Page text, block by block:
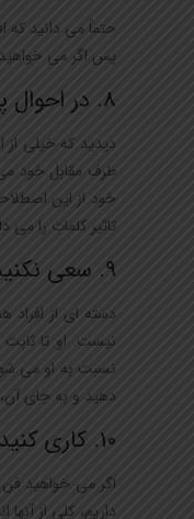
حتماً می دانید که
پس اگر می خواهید
8. در احوال پرسی خود حال گیری نکنید
دیدید که خیلی از
طرف مقابل خود
خود از این
تاثیر کلمات را
9. سعی نکنید خودتان را بدبخت تر از دیگران نشان دهید!
دسته ای از
نیست. او تا
نسبت به او می
دهید و به جای
10. کاری کنید طرف مقابل از شما انرژی بگیرد
اگر می خواهید فن
داریم، کلی از